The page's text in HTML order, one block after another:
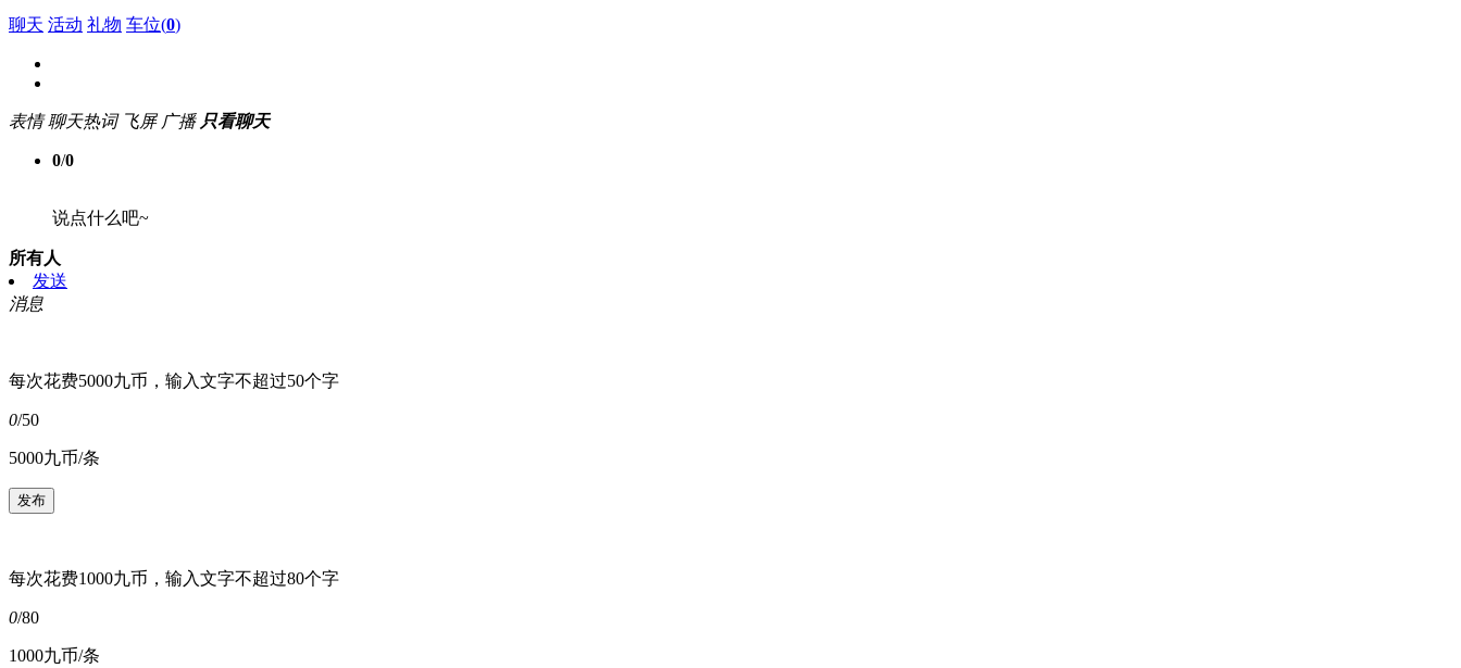
聊天 活动 礼物 车位(0)
表情 聊天热词 飞屏 广播 只看聊天
0/0
说点什么吧~
所有人
发送
消息
每次花费5000九币，输入文字不超过50个字
0/50
5000九币/条
每次花费1000九币，输入文字不超过80个字
0/80
1000九币/条